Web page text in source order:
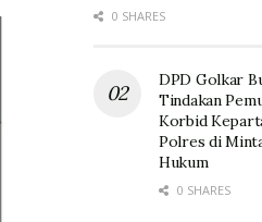
0 SHARES
DPD Golkar
Tindakan
Korbid
Polres di
Hukum
0 SHARES